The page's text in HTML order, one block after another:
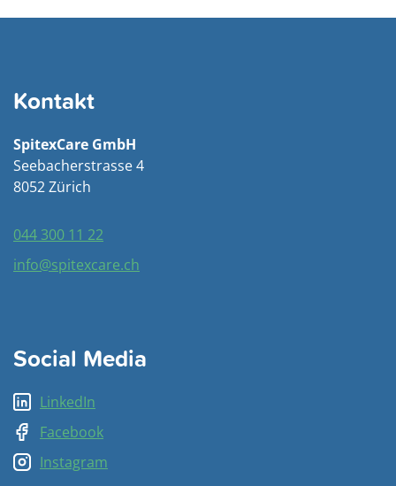
Kontakt
SpitexCare GmbH
Seebacherstrasse 4
8052 Zürich
044 300 11 22
info@spitexcare.ch
Social Media
LinkedIn
Facebook
Instagram